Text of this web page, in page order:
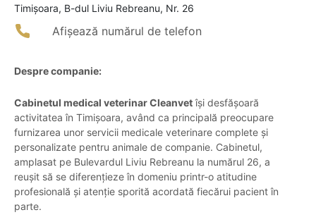
Timişoara, B-dul Liviu Rebreanu, Nr. 26
Afișează numărul de telefon
Despre companie:
Cabinetul medical veterinar Cleanvetîși desfășoară
activitatea în Timișoara, având ca principală preocupare
furnizarea unor servicii medicale veterinare complete și
personalizate pentru animale de companie. Cabinetul,
amplasat pe Bulevardul Liviu Rebreanu la numărul 26, a
reușit să se diferențieze în domeniu printr-o atitudine
profesională și atenție sporită acordată fiecărui pacient în
parte.